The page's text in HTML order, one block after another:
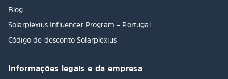
Blog
Solarplexius Influencer Program – Portugal
Código de desconto Solarplexius
Informações legais e da empresa